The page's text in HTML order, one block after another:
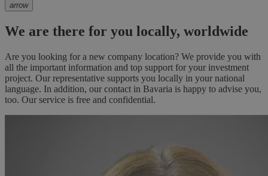
arrow
We are there for you locally, worldwide
Are you looking for a new company location? We provide you with
all the important information and top support for your investment
project. Our representative supports you locally in your national
language. In addition, our contact in Bavaria is happy to advise you,
too. Our service is free and confidential.